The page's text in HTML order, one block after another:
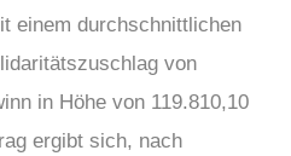
einem durchschnittlichen
von
in Höhe von 119.810,10
ergibt sich, nach